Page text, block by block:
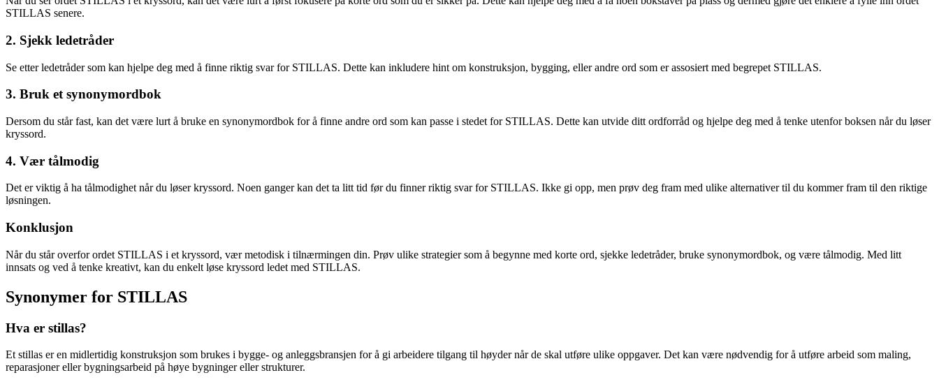
STILLAS senere.
2. Sjekk ledetråder
Se etter ledetråder som kan hjelpe deg med å finne riktig svar for STILLAS. Dette kan inkludere hint om konstruksjon, bygging, eller andre ord som er assosiert med begrepet STILLAS.
3. Bruk et synonymordbok
Dersom du står fast, kan det være lurt å bruke en synonymordbok for å finne andre ord som kan passe i stedet for STILLAS. Dette kan utvide ditt ordforråd og hjelpe deg med å tenke utenfor boksen når du løser
kryssord.
4. Vær tålmodig
Det er viktig å ha tålmodighet når du løser kryssord. Noen ganger kan det ta litt tid før du finner riktig svar for STILLAS. Ikke gi opp, men prøv deg fram med ulike alternativer til du kommer fram til den riktige
løsningen.
Konklusjon
Når du står overfor ordet STILLAS i et kryssord, vær metodisk i tilnærmingen din. Prøv ulike strategier som å begynne med korte ord, sjekke ledetråder, bruke synonymordbok, og være tålmodig. Med litt
innsats og ved å tenke kreativt, kan du enkelt løse kryssord ledet med STILLAS.
Synonymer for STILLAS
Hva er stillas?
Et stillas er en midlertidig konstruksjon som brukes i bygge- og anleggsbransjen for å gi arbeidere tilgang til høyder når de skal utføre ulike oppgaver. Det kan være nødvendig for å utføre arbeid som maling,
reparasjoner eller bygningsarbeid på høye bygninger eller strukturer.